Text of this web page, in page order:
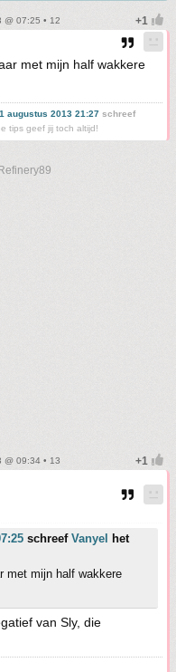
@ 07:25 • 12
met mijn half wakkere
augustus 2013 21:27 schreef
tips geef jij toch altijd!
@ 09:34 • 13
schreef Vanyel
het
met mijn half wakkere
van Sly, die